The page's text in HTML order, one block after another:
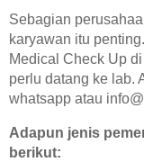
Hasil Pemeriksaan
Hasil MCU
KABAR TERBARU
Promo
Sebagian
karyawan itu
Medical Check Up
perlu datang ke lab.
whatsapp atau
Adapun jenis
berikut: